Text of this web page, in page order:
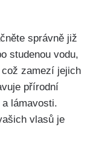
správně již
studenou⁣ vodu,
zamezí jejich
​přírodní
lámavosti.
vlasů je